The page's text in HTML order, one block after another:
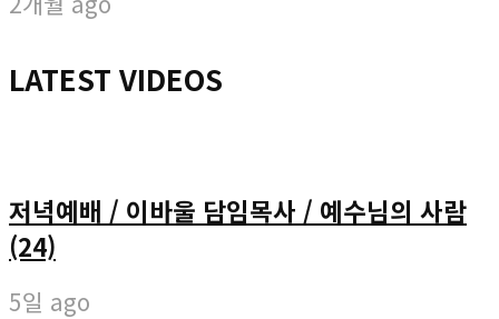
LATEST VIDEOS
저녁예배 / 이바울 담임목사 / 예수님의 사람
(24)
5일 ago